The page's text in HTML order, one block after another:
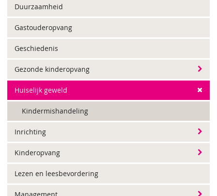
Duurzaamheid
Gastouderopvang
Geschiedenis
Gezonde kinderopvang
Huiselijk geweld
Kindermishandeling
Inrichting
Kinderopvang
Lezen en leesbevordering